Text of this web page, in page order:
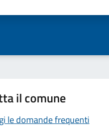
il comune
le domande frequenti